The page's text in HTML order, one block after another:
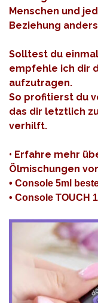
Menschen und
Beziehung
Solltest du
empfehle ich dir
aufzutragen.
So profitierst du
das dir letztlich
verhilft.
• Erfahre mehr
Ölmischungen
• Console 5ml
• Console TOUCH